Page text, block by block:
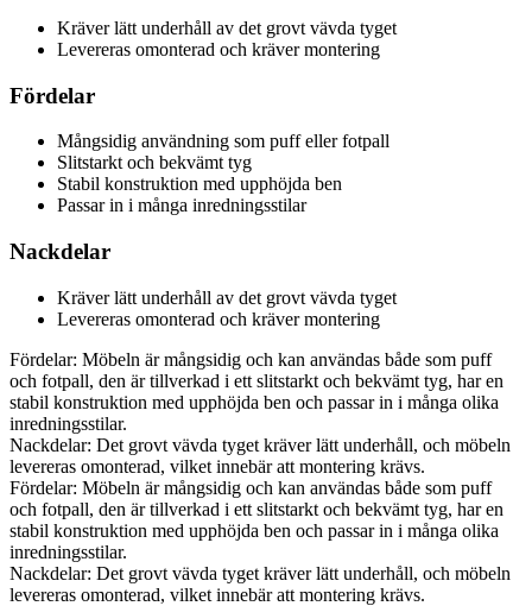
Kräver lätt underhåll av det grovt vävda tyget
Levereras omonterad och kräver montering
Fördelar
Mångsidig användning som puff eller fotpall
Slitstarkt och bekvämt tyg
Stabil konstruktion med upphöjda ben
Passar in i många inredningsstilar
Nackdelar
Kräver lätt underhåll av det grovt vävda tyget
Levereras omonterad och kräver montering
Fördelar: Möbeln är mångsidig och kan användas både som puff
och fotpall, den är tillverkad i ett slitstarkt och bekvämt tyg, har en
stabil konstruktion med upphöjda ben och passar in i många olika
inredningsstilar.
Nackdelar: Det grovt vävda tyget kräver lätt underhåll, och möbeln
levereras omonterad, vilket innebär att montering krävs.
Fördelar: Möbeln är mångsidig och kan användas både som puff
och fotpall, den är tillverkad i ett slitstarkt och bekvämt tyg, har en
stabil konstruktion med upphöjda ben och passar in i många olika
inredningsstilar.
Nackdelar: Det grovt vävda tyget kräver lätt underhåll, och möbeln
levereras omonterad, vilket innebär att montering krävs.